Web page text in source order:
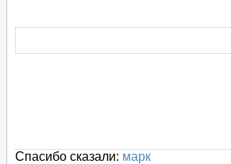
Спасибо сказали: марк